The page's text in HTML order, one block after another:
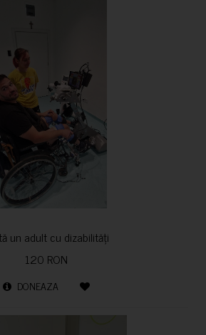
un adult cu dizabilități
120 RON
DONEAZA